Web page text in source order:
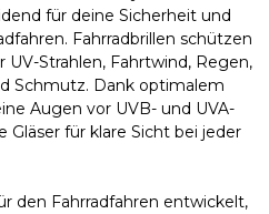
für deine Sicherheit und
Fahrradbrillen schützen
UV-Strahlen, Fahrtwind, Regen,
Schmutz. Dank optimalem
Augen vor UVB- und UVA-
Gläser für klare Sicht bei jeder
den Fahrradfahren entwickelt,